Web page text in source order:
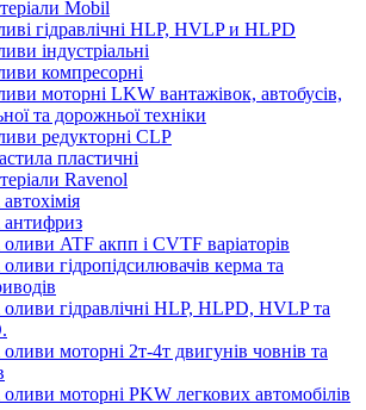
Mobil
гідравлічні HLP, HVLP и HLPD
індустріальні
компресорні
моторні LKW вантажівок, автобусів,
та дорожньої техніки
редукторні CLP
пластичні
Ravenol
антифриз
ATF акпп і CVTF варіаторів
гідропідсилювачів керма та
гідравлічні HLP, HLPD, HVLP та
моторні 2т-4т двигунів човнів та
моторні PKW легкових автомобілів